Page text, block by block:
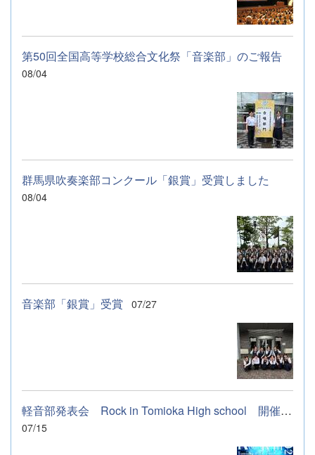
第50回全国高等学校総合文化祭「音楽部」のご報告
08/04
群馬県吹奏楽部コンクール「銀賞」受賞しました
08/04
音楽部「銀賞」受賞 07/27
軽音部発表会 Rock in Tomioka High school 開催します
07/15